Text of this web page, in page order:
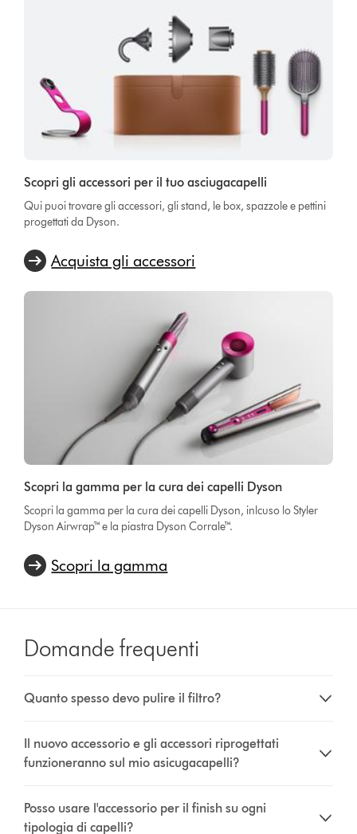
Scopri gli accessori per il tuo asciugacapelli
Qui puoi trovare gli accessori, gli stand, le box, spazzole e pettini
progettati da Dyson.
Acquista gli accessori
Scopri la gamma per la cura dei capelli Dyson
Scopri la gamma per la cura dei capelli Dyson, inlcuso lo Styler
Dyson Airwrap™ e la piastra Dyson Corrale™.
Scopri la gamma
Domande frequenti
Quanto spesso devo pulire il filtro?
Il nuovo accessorio e gli accessori riprogettati
funzioneranno sul mio asicugacapelli?
Posso usare l'accessorio per il finish su ogni
tipologia di capelli?